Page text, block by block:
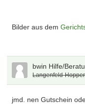
Bilder aus dem
bwin Hilfe/
Langenfeld-Hopper
jmd. nen Gutschein